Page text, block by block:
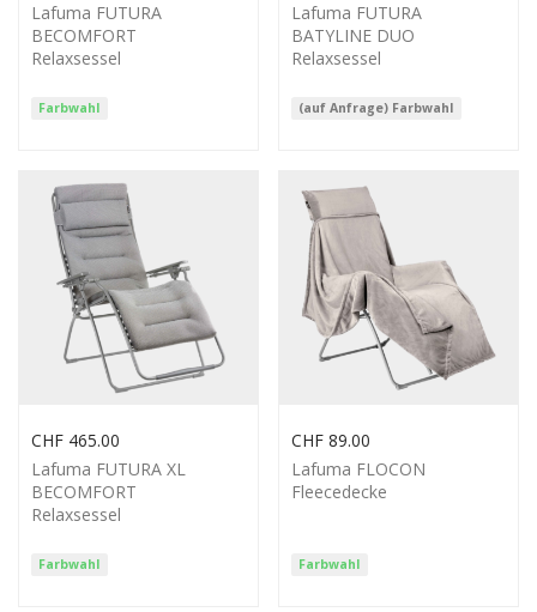
Farbwahl
Lafuma FUTURA
BECOMFORT
Relaxsessel
(auf Anfrage) Farbwahl
Lafuma FUTURA
BATYLINE DUO
Relaxsessel
Farbwahl
Lafuma FUTURA XL
BECOMFORT
Relaxsessel
CHF 465.00
Farbwahl
Lafuma FLOCON
Fleecedecke
CHF 89.00